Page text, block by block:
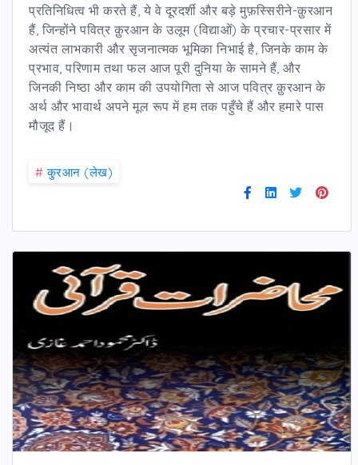
प्रतिनिधित्व भी करते हैं, ये वे दूरदर्शी और बड़े मुफ़स्सिरीने-क़ुरआन
हैं, जिन्होंने पवित्र क़ुरआन के उलूम (विद्याओं) के प्रचार-प्रसार में
अत्यंत लाभकारी और सृजनात्मक भूमिका निभाई है, जिनके काम के
प्रभाव, परिणाम तथा फल आज पूरी दुनिया के सामने हैं, और
जिनकी निष्ठा और काम की उपयोगिता से आज पवित्र क़ुरआन के
अर्थ और भावार्थ अपने मूल रूप में हम तक पहुँचे हैं और हमारे पास
मौजूद हैं।
# कु़रआन (लेख)